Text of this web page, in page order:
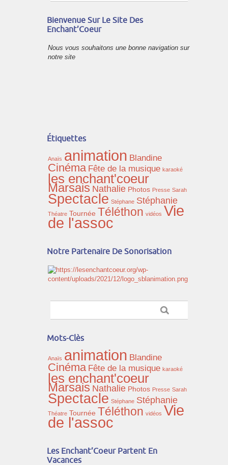
Bienvenue Sur Le Site Des
Enchant’Coeur
Nous vous souhaitons une bonne navigation sur
notre site
Étiquettes
Anaïs animation Blandine
Cinéma Fête de la musique karaoké
les enchant'coeur
Marsais Nathalie Photos Presse Sarah
Spectacle Stéphane Stéphanie
Théatre Tournée Téléthon vidéos Vie
de l'assoc
Notre Partenaire De Sonorisation
Mots-Clès
Anaïs animation Blandine
Cinéma Fête de la musique karaoké
les enchant'coeur
Marsais Nathalie Photos Presse Sarah
Spectacle Stéphane Stéphanie
Théatre Tournée Téléthon vidéos Vie
de l'assoc
Les Enchant’Coeur Partent En
Vacances